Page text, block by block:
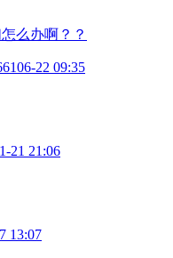
么办啊？？
06-22 09:35
21 21:06
13:07